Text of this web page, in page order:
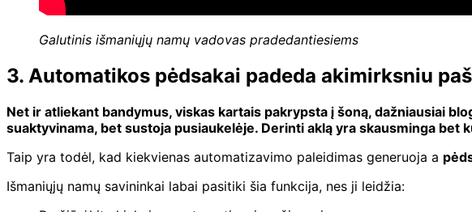
Galutinis išmaniųjų namų vadovas pradedantiesiems
3. Automatikos pėdsakai padeda akimirksniu
Net ir atliekant bandymus, viskas kartais pakrypsta į šoną, dažniausiai
suaktyvinama, bet sustoja pusiaukelėje. Derinti aklą yra skausminga
Taip yra todėl, kad kiekvienas automatizavimo paleidimas generuoja a
Išmaniųjų namų savininkai labai pasitiki šia funkcija, nes ji leidžia: